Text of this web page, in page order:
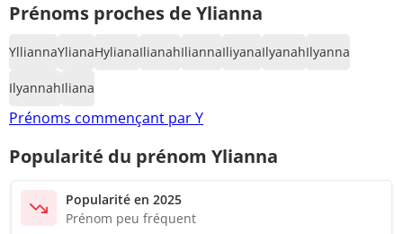
Prénoms proches de Ylianna
YlliannaYlianaHylianaIlianahIliannaIliyanaIlyanahIlyanna
IlyannahIliana
Prénoms commençant par Y
Popularité du prénom Ylianna
Popularité en 2025
Prénom peu fréquent